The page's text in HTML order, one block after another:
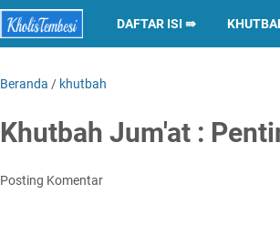
DAFTAR ISI ⇛
Beranda / khutbah
Khutbah Jum'at :
Posting Komentar